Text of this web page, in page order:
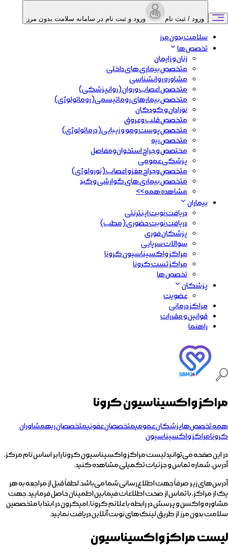
ورود / ثبت نام ورود و ثبت نام در سامانه سلامت بدون مرز
سلامت بدون مرز
تخصص ها
زنان و زایمان
متخصص بیماری های داخلی
مشاوره روانشناسی
متخصص اعصاب و‌روان (روانپزشکی)
متخصص بیمارهای روماتیسمی(روماتولوژی)
نوزادان و کودکان
متخصص قلب و‌عروق
متخصص پوست ومو و زیبایی(درماتولوژی)
متخصص ریه
مختصص و جراح استخوان‌و‌مفاصل
پزشکی عمومی
متخصص وجراح مغزو اعصاب (نورولوژی)
متخصص بیماری های گوارشی وکبد
مشاهده همه >>
بیماران
دریافت نوبت اینترنتی
دریافت نوبت حضوری (مطب)
پزشکان فوری
سوالات سرپایی
مراکز واکسیناسیون کرونا
مراکز تست کرونا
تخصص ها
پزشکان
عضویت
مراکز درمانی
قوانین و مقررات
راهنما
مراکز واکسیناسیون کرونا
همه تخصص‌هاپزشکان عمومیمتخصصان عفونیمتخصصان ریهمشاوران
کرونامراکز واکسیناسیون
در این صفحه می‌توانید لیست مراکز واکسیناسیون کرونا را بر اساس نام مرکز،
آدرس، شماره تماس و جزئیات تکمیلی مشاهده کنید.
آدرس‌های زیر صرفاً جهت اطلاع‌رسانی شما می‌باشد، لطفاً قبل از مراجعه به هر
یک از مراکز، با تماس از صحت اطلاعات فیمابین اطمینان حاصل فرمایید. جهت
مشاوره واکسن و پرسش در رابطه با علائم کرونا، امیکرون در ابتدا با متخصصین
سلامت بدون مرز از طریق لینک‌های نوبت آنلاین دریافت نمایید.
لیست مراکز واکسیناسیون